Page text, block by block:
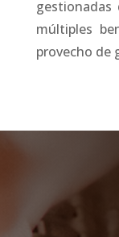
múltiples
provecho de